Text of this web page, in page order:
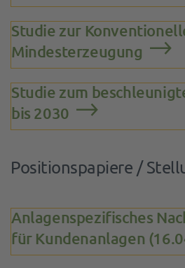
Studie zur
Mindesterzeugung
Studie zum
bis 2030
Positionspapiere /
Anlagenspezifisches
für Kundenanlagen